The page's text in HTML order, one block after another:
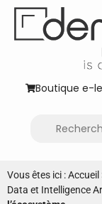
Boutique e-
Vous êtes ici :Accueil
Data et Intelligence